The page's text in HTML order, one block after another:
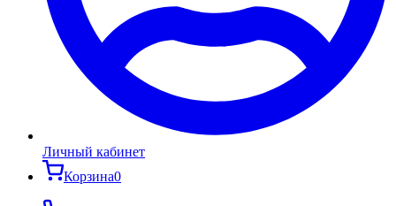
Личный кабинет
Корзина0